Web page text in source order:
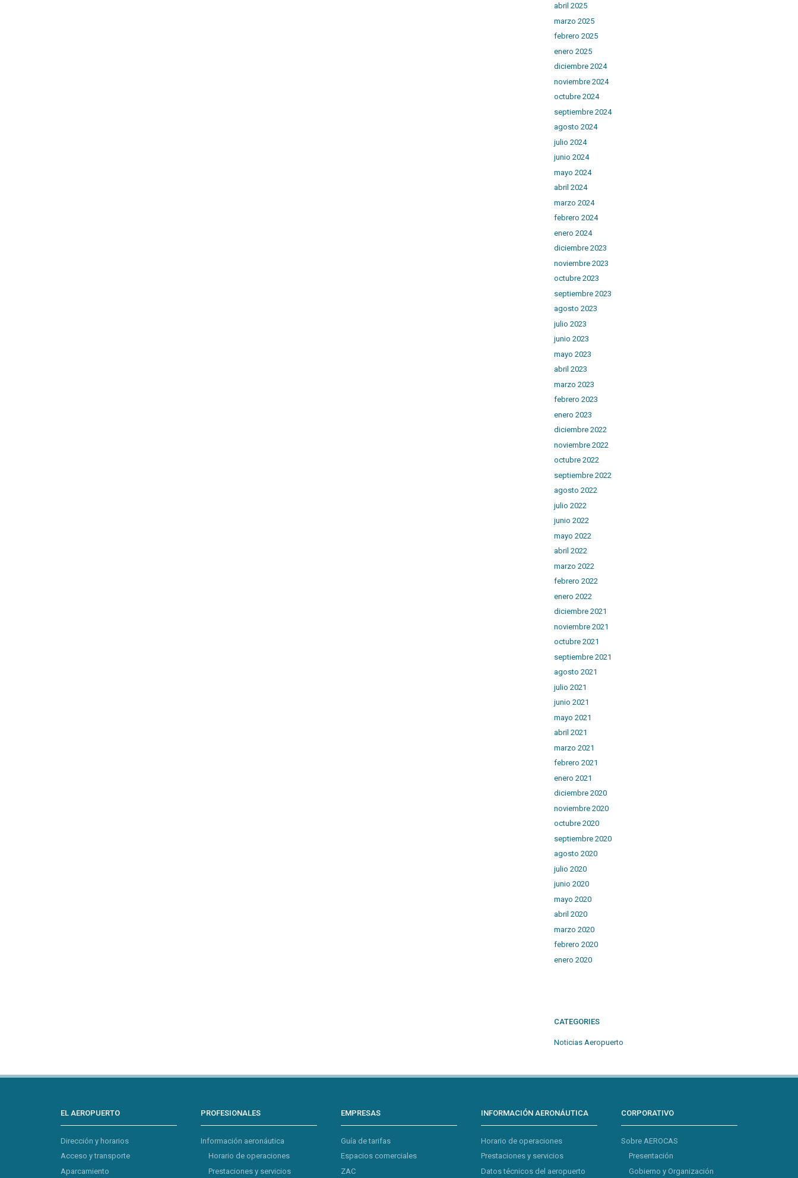
abril 2025
marzo 2025
febrero 2025
enero 2025
diciembre 2024
noviembre 2024
octubre 2024
septiembre 2024
agosto 2024
julio 2024
junio 2024
mayo 2024
abril 2024
marzo 2024
febrero 2024
enero 2024
diciembre 2023
noviembre 2023
octubre 2023
septiembre 2023
agosto 2023
julio 2023
junio 2023
mayo 2023
abril 2023
marzo 2023
febrero 2023
enero 2023
diciembre 2022
noviembre 2022
octubre 2022
septiembre 2022
agosto 2022
julio 2022
junio 2022
mayo 2022
abril 2022
marzo 2022
febrero 2022
enero 2022
diciembre 2021
noviembre 2021
octubre 2021
septiembre 2021
agosto 2021
julio 2021
junio 2021
mayo 2021
abril 2021
marzo 2021
febrero 2021
enero 2021
diciembre 2020
noviembre 2020
octubre 2020
septiembre 2020
agosto 2020
julio 2020
junio 2020
mayo 2020
abril 2020
marzo 2020
febrero 2020
enero 2020
CATEGORIES
Noticias Aeropuerto
EL AEROPUERTO
Dirección y horarios
Acceso y transporte
Aparcamiento
PROFESIONALES
Información aeronáutica
Horario de operaciones
Prestaciones y servicios
EMPRESAS
Guía de tarifas
Espacios comerciales
ZAC
INFORMACIÓN AERONÁUTICA
Horario de operaciones
Prestaciones y servicios
Datos técnicos del aeropuerto
CORPORATIVO
Sobre AEROCAS
Presentación
Gobierno y Organización